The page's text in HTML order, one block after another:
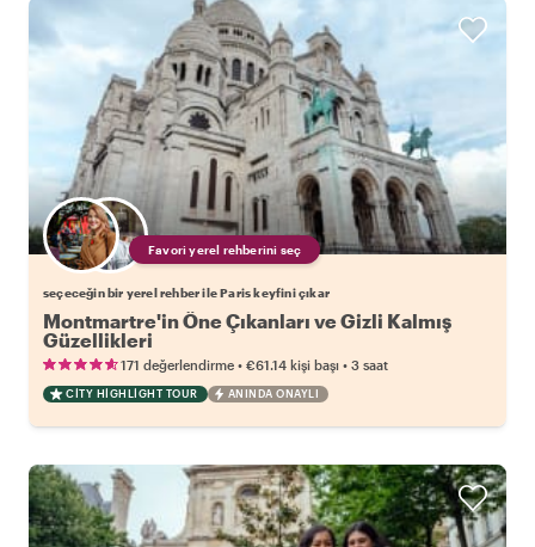
Favori yerel rehberini seç
seçeceğin bir yerel rehber ile Paris keyfini çıkar
Montmartre'in Öne Çıkanları ve Gizli Kalmış
Güzellikleri
171 değerlendirme • €61.14 kişi başı • 3 saat
CITY HIGHLIGHT TOUR ANINDA ONAYLI